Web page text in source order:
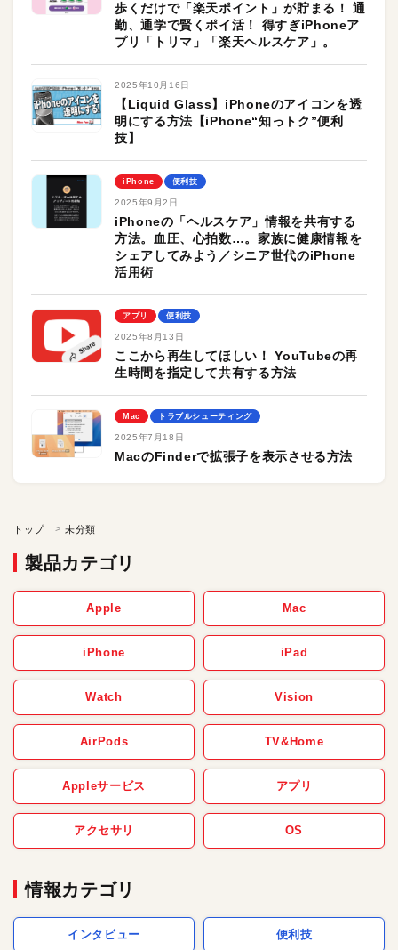
歩くだけで「楽天ポイント」が貯まる！ 通
勤、通学で賢くポイ活！ 得すぎiPhoneア
プリ「トリマ」「楽天ヘルスケア」。
2025年10月16日
【Liquid Glass】iPhoneのアイコンを透
明にする方法【iPhone“知っトク”便利
技】
iPhone 便利技
2025年9月2日
iPhoneの「ヘルスケア」情報を共有する
方法。血圧、心拍数…。家族に健康情報を
シェアしてみよう／シニア世代のiPhone
活用術
アプリ 便利技
2025年8月13日
ここから再生してほしい！ YouTubeの再
生時間を指定して共有する方法
Mac トラブルシューティング
2025年7月18日
MacのFinderで拡張子を表示させる方法
トップ 未分類
製品カテゴリ
Apple Mac
iPhone iPad
Watch Vision
AirPods TV&Home
Appleサービス アプリ
アクセサリ OS
情報カテゴリ
インタビュー 便利技